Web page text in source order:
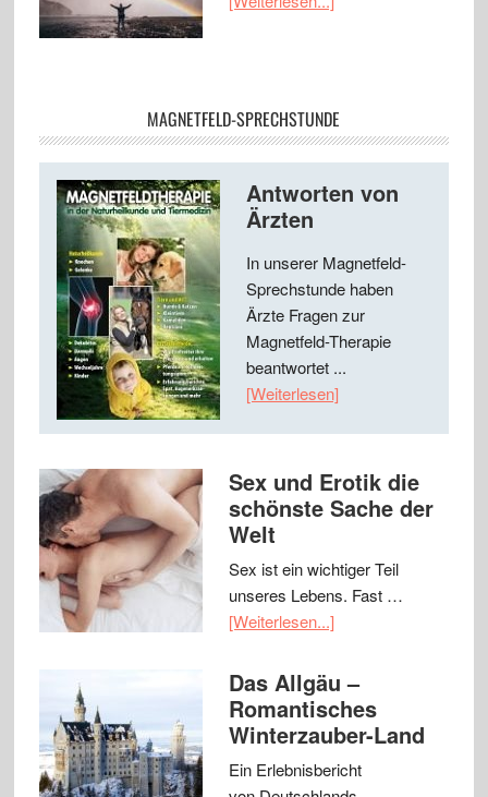
MAGNETFELD-SPRECHSTUNDE
Antworten von
Ärzten
In unserer Magnetfeld-
Sprechstunde haben
Ärzte Fragen zur
Magnetfeld-Therapie
beantwortet ...
[Weiterlesen]
Sex und Erotik die
schönste Sache der
Welt
Sex ist ein wichtiger Teil
unseres Lebens. Fast …
[Weiterlesen...]
Das Allgäu –
Romantisches
Winterzauber-Land
Ein Erlebnisbericht